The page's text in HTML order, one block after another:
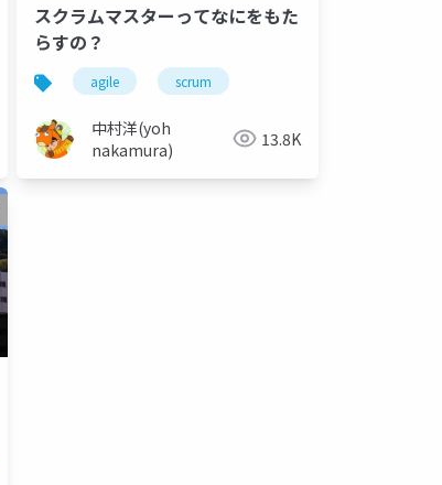
スクラムマスターってなにをもた
らすの？
agile scrum
中村洋(yoh
nakamura)
13.8K